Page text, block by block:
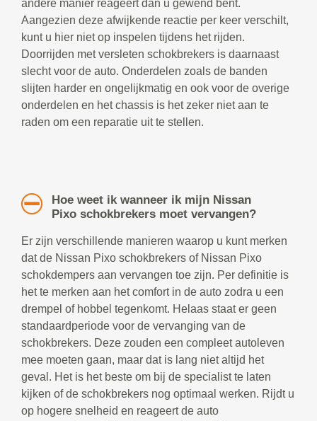
andere manier reageert dan u gewend bent.
Aangezien deze afwijkende reactie per keer verschilt,
kunt u hier niet op inspelen tijdens het rijden.
Doorrijden met versleten schokbrekers is daarnaast
slecht voor de auto. Onderdelen zoals de banden
slijten harder en ongelijkmatig en ook voor de overige
onderdelen en het chassis is het zeker niet aan te
raden om een reparatie uit te stellen.
Hoe weet ik wanneer ik mijn Nissan
Pixo schokbrekers moet vervangen?
Er zijn verschillende manieren waarop u kunt merken
dat de Nissan Pixo schokbrekers of Nissan Pixo
schokdempers aan vervangen toe zijn. Per definitie is
het te merken aan het comfort in de auto zodra u een
drempel of hobbel tegenkomt. Helaas staat er geen
standaardperiode voor de vervanging van de
schokbrekers. Deze zouden een compleet autoleven
mee moeten gaan, maar dat is lang niet altijd het
geval. Het is het beste om bij de specialist te laten
kijken of de schokbrekers nog optimaal werken. Rijdt u
op hogere snelheid en reageert de auto